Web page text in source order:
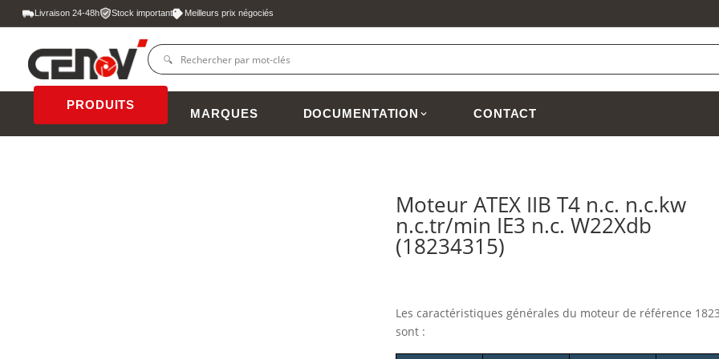
Livraison 24-48h Stock important Meilleurs prix négociés
PRODUITS
MARQUES DOCUMENTATION CONTACT
Moteur ATEX IIB T4 n.c. n.c.kw
n.c.tr/min IE3 n.c. W22Xdb
(18234315)
Les caractéristiques générales du moteur de référence
sont :